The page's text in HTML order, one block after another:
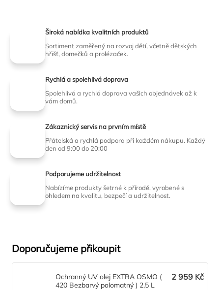
Široká nabídka kvalitních produktů
Sortiment zaměřený na rozvoj dětí, včetně dětských
hřišť, domečků a prolézaček.
Rychlá a spolehlivá doprava
Spolehlivá a rychlá doprava vašich objednávek až k
vám domů.
Zákaznický servis na prvním místě
Přátelská a rychlá podpora při každém nákupu. Každý
den od 9:00 do 20:00
Podporujeme udržitelnost
Nabízíme produkty šetrné k přírodě, vyrobené s
ohledem na kvalitu, bezpečí a udržitelnost.
Doporučujeme přikoupit
Ochranný UV olej EXTRA OSMO (
420 Bezbarvý polomatný ) 2,5 L
2 959 Kč